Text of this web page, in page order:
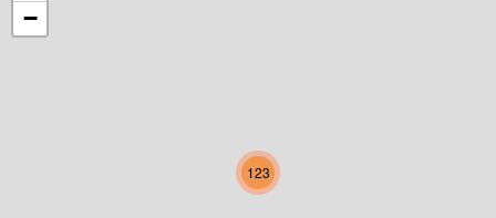
Niederösterreich
Oberösterreich
123
−